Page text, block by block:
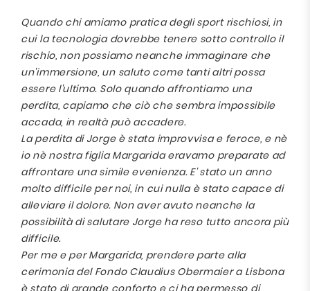
Quando chi amiamo pratica degli sport rischiosi, in
cui la tecnologia dovrebbe tenere sotto controllo il
rischio, non possiamo neanche immaginare che
un'immersione, un saluto come tanti altri possa
essere l'ultimo. Solo quando affrontiamo una
perdita, capiamo che ciò che sembra impossibile
accada, in realtà può accadere.
La perdita di Jorge è stata improvvisa e feroce, e nè
io nè nostra figlia Margarida eravamo preparate ad
affrontare una simile evenienza. E' stato un anno
molto difficile per noi, in cui nulla è stato capace di
alleviare il dolore. Non aver avuto neanche la
possibilità di salutare Jorge ha reso tutto ancora più
difficile.
Per me e per Margarida, prendere parte alla
cerimonia del Fondo Claudius Obermaier a Lisbona